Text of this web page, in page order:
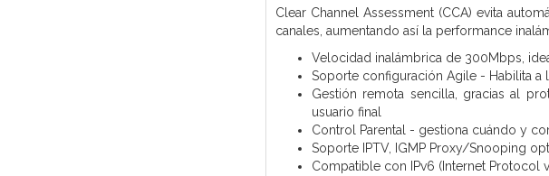
Clear Channel Assessment (CCA) evita
canales, aumentando así la performance
Velocidad inalámbrica de 300Mbps,
Soporte configuración Agile - Habilita a
Gestión remota sencilla, gracias al
usuario final
Control Parental - gestiona cuándo y
Soporte IPTV, IGMP Proxy/Snooping
Compatible con IPv6 (Internet Protocol